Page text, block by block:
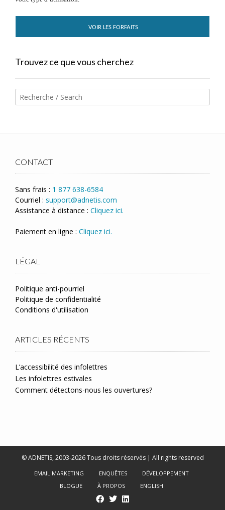
VOIR LES FORFAITS
Trouvez ce que vous cherchez
CONTACT
Sans frais : 1 877 638-6584
Courriel : support@adnetis.com
Assistance à distance : Cliquez ici.
Paiement en ligne : Cliquez ici.
LÉGAL
Politique anti-pourriel
Politique de confidentialité
Conditions d'utilisation
ARTICLES RÉCENTS
L’accessibilité des infolettres
Les infolettres estivales
Comment détectons-nous les ouvertures?
© ADNETIS, 2003-2026 Tous droits réservés | All rights reserved
EMAIL MARKETING ENQUÊTES
DÉVELOPPEMENT
BLOGUE
À PROPOS ENGLISH